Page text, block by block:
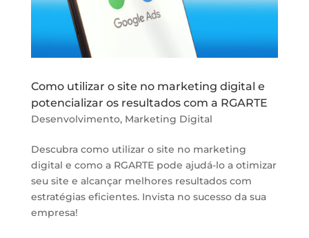
Como utilizar o site no marketing digital e
potencializar os resultados com a RGARTE
Desenvolvimento, Marketing Digital
Descubra como utilizar o site no marketing
digital e como a RGARTE pode ajudá-lo a otimizar
seu site e alcançar melhores resultados com
estratégias eficientes. Invista no sucesso da sua
empresa!